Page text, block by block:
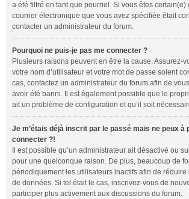
a été filtré en tant que pourriel. Si vous êtes certain(e)
courrier électronique que vous avez spécifiée était
contacter un administrateur du forum.
Pourquoi ne puis-je pas me connecter ?
Plusieurs raisons peuvent en être la cause. Assurez-
votre nom d’utilisateur et votre mot de passe soient
cas, contactez un administrateur du forum afin de
avoir été banni. Il est également possible que le
ait un problème de configuration et qu’il soit
Je m’étais déjà inscrit par le passé mais ne peux à
connecter ?!
Il est possible qu’un administrateur ait désactivé ou
pour une quelconque raison. De plus, beaucoup de
périodiquement les utilisateurs inactifs afin de réduire
de données. Si tel était le cas, inscrivez-vous de
participer plus activement aux discussions du forum.